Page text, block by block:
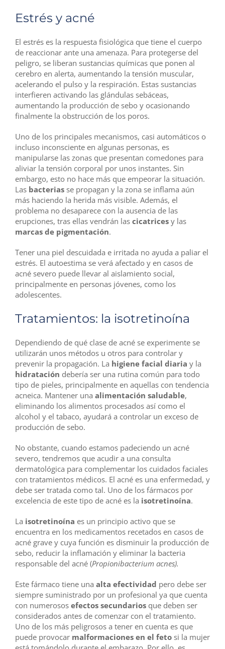
Estrés y acné
El estrés es la respuesta fisiológica que tiene el cuerpo
de reaccionar ante una amenaza. Para protegerse del
peligro, se liberan sustancias químicas que ponen al
cerebro en alerta, aumentando la tensión muscular,
acelerando el pulso y la respiración. Estas sustancias
interfieren activando las glándulas sebáceas,
aumentando la producción de sebo y ocasionando
finalmente la obstrucción de los poros.
Uno de los principales mecanismos, casi automáticos o
incluso inconsciente en algunas personas, es
manipularse las zonas que presentan comedones para
aliviar la tensión corporal por unos instantes. Sin
embargo, esto no hace más que empeorar la situación.
Las bacterias se propagan y la zona se inflama aún
más haciendo la herida más visible. Además, el
problema no desaparece con la ausencia de las
erupciones, tras ellas vendrán las cicatrices y las
marcas de pigmentación.
Tener una piel descuidada e irritada no ayuda a paliar el
estrés. El autoestima se verá afectado y en casos de
acné severo puede llevar al aislamiento social,
principalmente en personas jóvenes, como los
adolescentes.
Tratamientos: la isotretinoína
Dependiendo de qué clase de acné se experimente se
utilizarán unos métodos u otros para controlar y
prevenir la propagación. La higiene facial diaria y la
hidratación debería ser una rutina común para todo
tipo de pieles, principalmente en aquellas con tendencia
acneica. Mantener una alimentación saludable,
eliminando los alimentos procesados así como el
alcohol y el tabaco, ayudará a controlar un exceso de
producción de sebo.
No obstante, cuando estamos padeciendo un acné
severo, tendremos que acudir a una consulta
dermatológica para complementar los cuidados faciales
con tratamientos médicos. El acné es una enfermedad, y
debe ser tratada como tal. Uno de los fármacos por
excelencia de este tipo de acné es la isotretinoína.
La isotretinoína es un principio activo que se
encuentra en los medicamentos recetados en casos de
acné grave y cuya función es disminuir la producción de
sebo, reducir la inflamación y eliminar la bacteria
responsable del acné (Propionibacterium acnes).
Este fármaco tiene una alta efectividad pero debe ser
siempre suministrado por un profesional ya que cuenta
con numerosos efectos secundarios que deben ser
considerados antes de comenzar con el tratamiento.
Uno de los más peligrosos a tener en cuenta es que
puede provocar malformaciones en el feto si la mujer